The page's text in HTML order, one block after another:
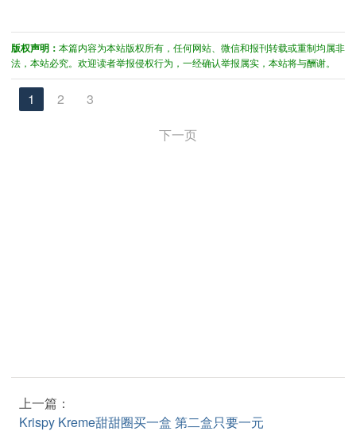
版权声明： 本篇内容为本站版权所有，任何网站、微信和报刊转载或重制均属非
法，本站必究。欢迎读者举报侵权行为，一经确认举报属实，本站将与酬谢。
1 2
3
下一页
上一篇：
Krispy Kreme甜甜圈买一盒 第二盒只要一元